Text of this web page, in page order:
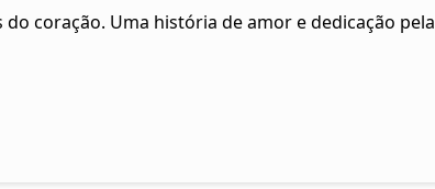
coração. Uma história de amor e dedicação pela